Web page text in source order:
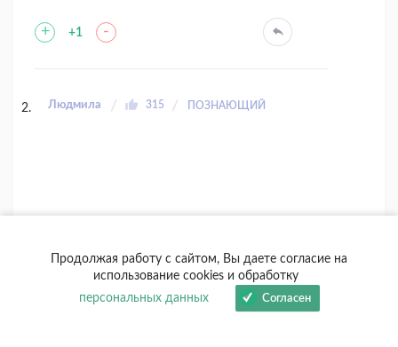
+ +1 -
Людмила 315 ПОЗНАЮЩИЙ
0 -
Продолжая работу с сайтом, Вы даете согласие на
использование cookies и обработку
персональных данных
Согласен